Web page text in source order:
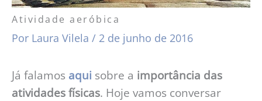
Atividade aeróbica
Por Laura Vilela / 2 de junho de 2016
Já falamos aqui sobre a importância das
atividades físicas. Hoje vamos conversar